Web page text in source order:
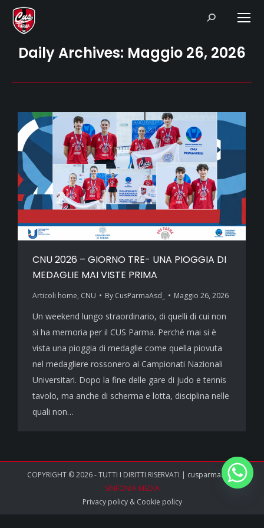
Search:
Daily Archives: Maggio 26, 2026
CNU 2026 – GIORNO TRE- UNA PIOGGIA DI
MEDAGLIE MAI VISTE PRIMA
Articoli home, CNU By CusParmaAsd_ Maggio 26, 2026
Un weekend lungo straordinario, di quelli di cui non
si ha memoria per il CUS Parma. Perché mai si è
vista una pioggia di medaglie come quella piovuta
nel medagliere rossonero ai Campionati Nazionali
Universitari. Dopo la fine delle gare di judo e tennis
tavolo, ma anche di scherma e lotta, disciplina nelle
quali non…
COPYRIGHT © 2026 - TUTTI I DIRITTI RISERVATI | cusparma.it by
SINFONIA MEDIA
Privacy policy& Cookie policy